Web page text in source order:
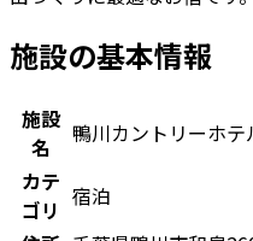
施設の基本情報
施設
名
鴨川カントリーホテ
カテ
ゴリ 宿泊